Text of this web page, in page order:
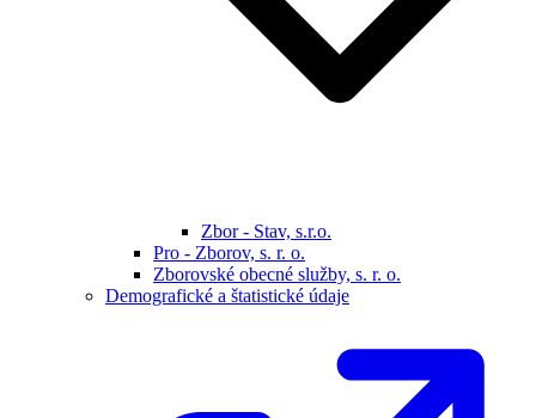
Zbor - Stav, s.r.o.
Pro - Zborov, s. r. o.
Zborovské obecné služby, s. r. o.
Demografické a štatistické údaje